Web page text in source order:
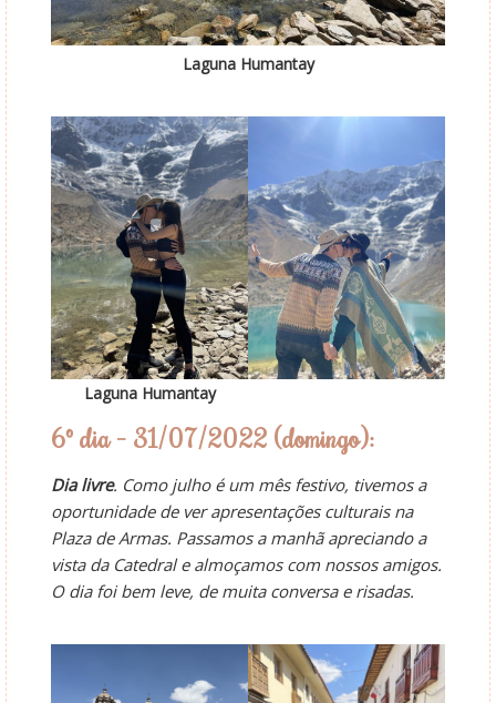
Laguna Humantay
Laguna Humantay
6º dia – 31/07/2022 (domingo):
Dia livre. Como julho é um mês festivo, tivemos a
oportunidade de ver apresentações culturais na
Plaza de Armas. Passamos a manhã apreciando a
vista da Catedral e almoçamos com nossos amigos.
O dia foi bem leve, de muita conversa e risadas.